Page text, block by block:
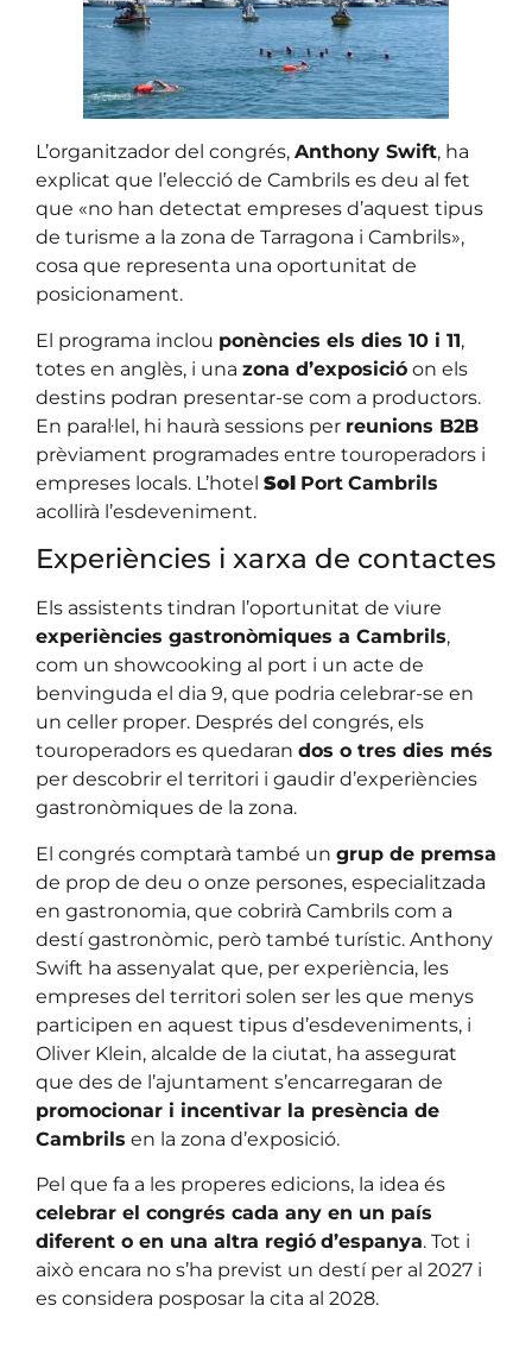
L’organitzador del congrés, Anthony Swift, ha
explicat que l’elecció de Cambrils es deu al fet
que «no han detectat empreses d’aquest tipus
de turisme a la zona de Tarragona i Cambrils»,
cosa que representa una oportunitat de
posicionament.
El programa inclou ponències els dies 10 i 11,
totes en anglès, i una zona d’exposició on els
destins podran presentar-se com a productors.
En paral·lel, hi haurà sessions per reunions B2B
prèviament programades entre touroperadors i
empreses locals. L’hotel Sol Port Cambrils
acollirà l’esdeveniment.
Experiències i xarxa de contactes
Els assistents tindran l’oportunitat de viure
experiències gastronòmiques a Cambrils,
com un showcooking al port i un acte de
benvinguda el dia 9, que podria celebrar-se en
un celler proper. Després del congrés, els
touroperadors es quedaran dos o tres dies més
per descobrir el territori i gaudir d’experiències
gastronòmiques de la zona.
El congrés comptarà també un grup de premsa
de prop de deu o onze persones, especialitzada
en gastronomia, que cobrirà Cambrils com a
destí gastronòmic, però també turístic. Anthony
Swift ha assenyalat que, per experiència, les
empreses del territori solen ser les que menys
participen en aquest tipus d’esdeveniments, i
Oliver Klein, alcalde de la ciutat, ha assegurat
que des de l’ajuntament s’encarregaran de
promocionar i incentivar la presència de
Cambrils en la zona d’exposició.
Pel que fa a les properes edicions, la idea és
celebrar el congrés cada any en un país
diferent o en una altra regió d’espanya. Tot i
això encara no s’ha previst un destí per al 2027 i
es considera posposar la cita al 2028.